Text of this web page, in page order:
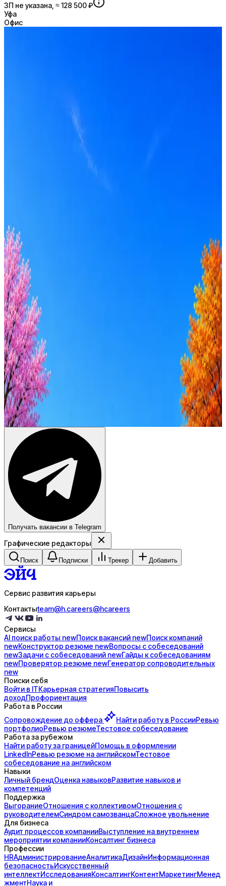
ЗП не указана, ≈ 128 500 ₽
Уфа
Офис
Формат
Удалённо
Грейд
Intern
Зарплата
от 50к
от 350к
Стратегия поиска с AI: рынки, позиции, вилка, каналы
Ежедневный подбор из 600+ источников
AI генерация сопроводительных писем
Получать вакансии в Telegram
Графические редакторы
Поиск Подписки Трекер Добавить
Сервис развития карьеры
Контактыteam@h.careers@hcareers
Сервисы
AI поискработы newПоисквакансий newПоисккомпаний
newКонструктор резюме newВопросы с собеседований
newЗадачи с собеседований newГайды ксобеседованиям
newПроверятор резюме newГенератор сопроводительных
new
Поиски себя
Войти в ITКарьерная стратегияПовысить
доходПрофориентация
Работа в России
Сопровождение до оффера Найти работу в РоссииРевью
портфолиоРевью резюмеТестовое собеседование
Работа за рубежом
Найти работу за границейПомощь в оформлении
LinkedInРевью резюме на английскомТестовое
собеседование на английском
Навыки
Личный брендОценка навыковРазвитие навыков и
компетенций
Поддержка
ВыгораниеОтношения с коллективомОтношения с
руководителемСиндром самозванцаСложное увольнение
Для бизнеса
Аудит процессов компанииВыступление на внутреннем
мероприятии компанииКонсалтинг бизнеса
Профессии
HRАдминистрированиеАналитикаДизайнИнформационная
безопасностьИскусственный
интеллектИсследованияКонсалтингКонтентМаркетингМенед
жментНаука и